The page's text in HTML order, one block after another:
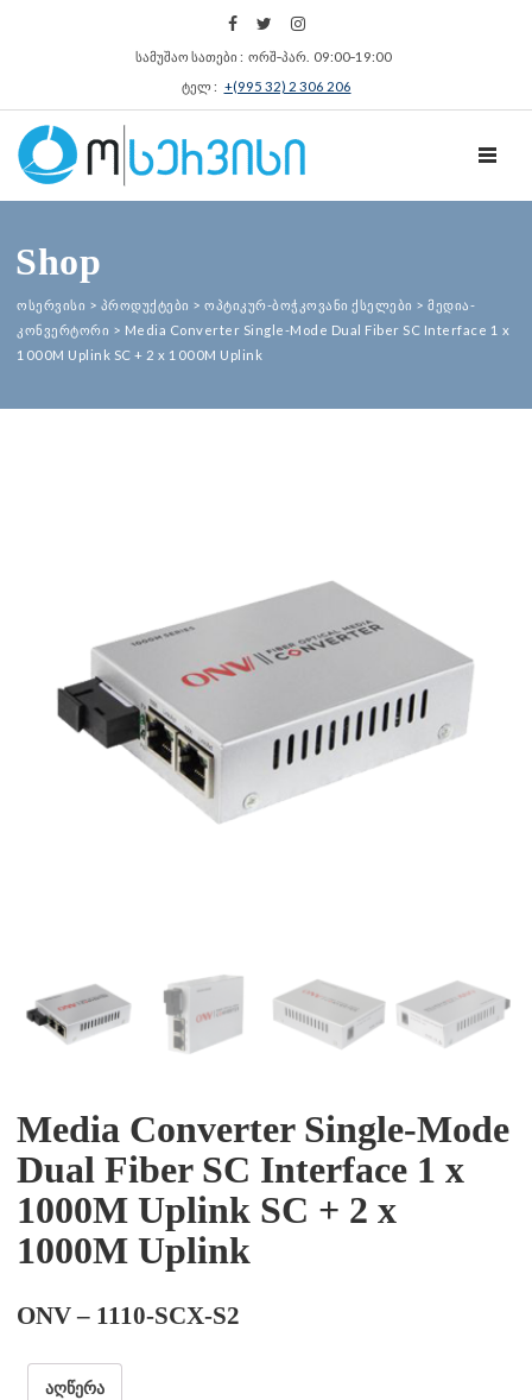
სამუშაო სათები : ორშ‑პარ. 09:00‑19:00
ტელ : +(995 32) 2 306 206
Shop
ოსერვისი > პროდუქტები > ოპტიკურ-ბოჭკოვანი ქსელები > მედია-
კონვერტორი > Media Converter Single-Mode Dual Fiber SC Interface 1 x
1000M Uplink SC + 2 x 1000M Uplink
Media Converter Single-Mode
Dual Fiber SC Interface 1 x
1000M Uplink SC + 2 x
1000M Uplink
ONV – 1110-SCX-S2
აღწერა